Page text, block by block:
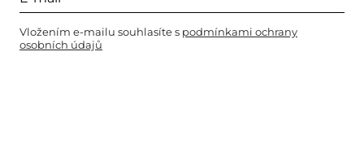
Vložením e-mailu souhlasíte s podmínkami ochrany
osobních údajů